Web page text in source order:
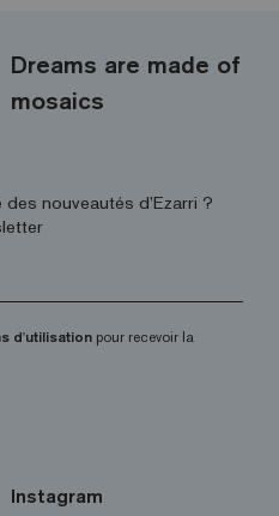
Dreams are made of
mosaics
nouveautés d’Ezarri ?
d'utilisation pour recevoir la
Instagram